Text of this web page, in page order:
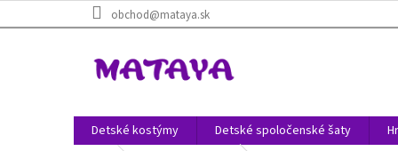
na
obchod@mataya.sk
Detské kostýmy Detské spoločenské šaty